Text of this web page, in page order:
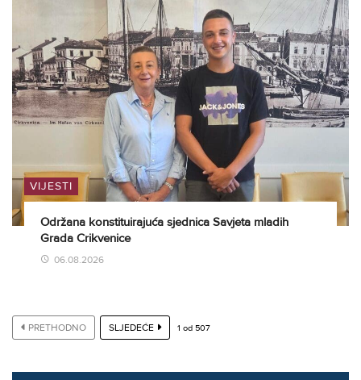
VIJESTI
Održana konstituirajuća sjednica Savjeta mladih
Grada Crikvenice
06.08.2026
PRETHODNO SLJEDEĆE 1 od 507